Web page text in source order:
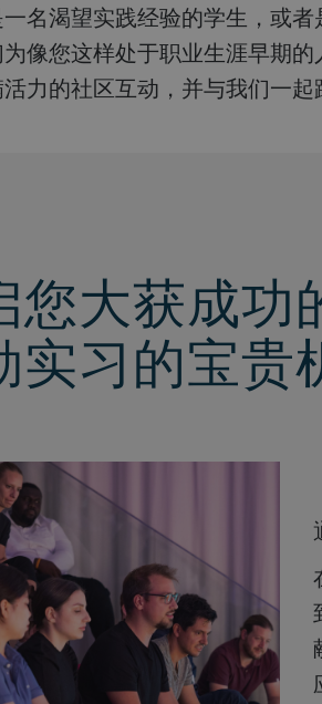
像您这样处于职业生涯早期
力的社区互动，并与我们一
您大获成功
实习的宝贵
在布勒，我们倡